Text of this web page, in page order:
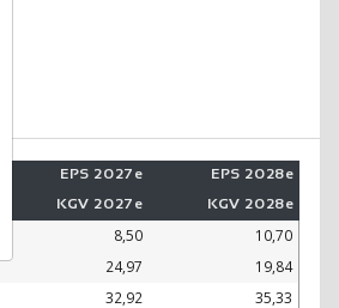
EPS 2027e EPS 2028e
KGV 2027e KGV 2028e
8,50
10,70
24,97
19,84
32,92
35,33